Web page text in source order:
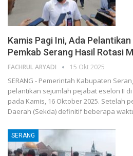
Kamis Pagi Ini, Ada
Pemkab Serang Hasil Rotasi
FACHRUL ARYADI 15 Okt 2025
SERANG - Pemerintah Kabupaten
pelantikan sejumlah pejabat eselon II
pada Kamis, 16 Oktober 2025. Setelah
Daerah (Sekda) definitif beberapa
SERANG